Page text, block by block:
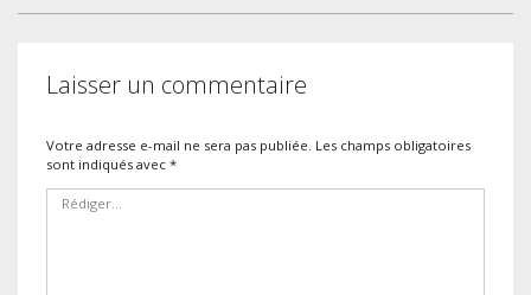
Laisser un commentaire
Votre adresse e-mail ne sera pas publiée. Les champs obligatoires
sont indiqués avec *